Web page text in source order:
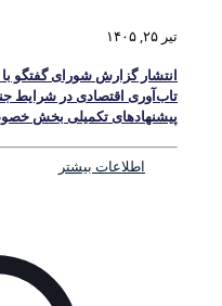
تیر ۲۵, ۱۴۰۵
انتشار گزارش شورای گفتگو
تاب‌آوری اقتصادی در شرایط
پیشنهادهای تکمیلی بخش
اطلاعات بیشتر